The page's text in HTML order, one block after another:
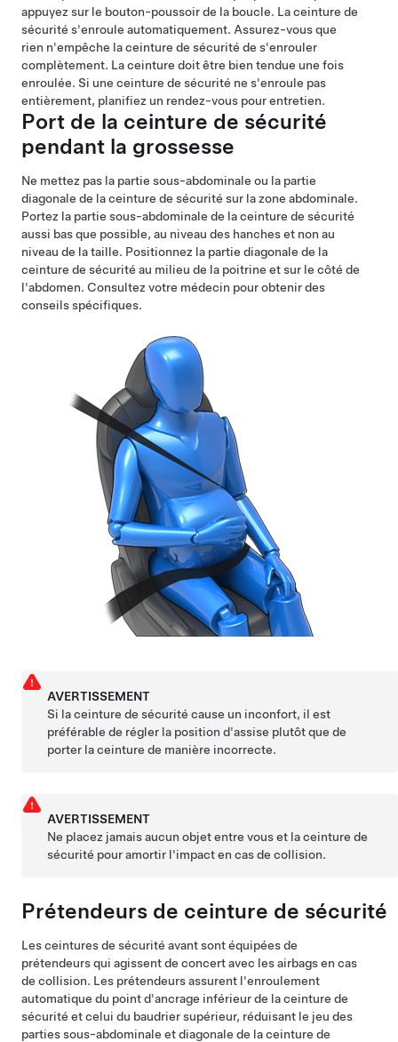
appuyez sur le bouton-poussoir de la boucle. La ceinture de
sécurité s'enroule automatiquement. Assurez-vous que
rien n'empêche la ceinture de sécurité de s'enrouler
complètement. La ceinture doit être bien tendue une fois
enroulée. Si une ceinture de sécurité ne s'enroule pas
entièrement, planifiez un rendez-vous pour entretien.
Port de la ceinture de sécurité
pendant la grossesse
Ne mettez pas la partie sous-abdominale ou la partie
diagonale de la ceinture de sécurité sur la zone abdominale.
Portez la partie sous-abdominale de la ceinture de sécurité
aussi bas que possible, au niveau des hanches et non au
niveau de la taille. Positionnez la partie diagonale de la
ceinture de sécurité au milieu de la poitrine et sur le côté de
l'abdomen. Consultez votre médecin pour obtenir des
conseils spécifiques.
AVERTISSEMENT
Si la ceinture de sécurité cause un inconfort, il est
préférable de régler la position d'assise plutôt que de
porter la ceinture de manière incorrecte.
AVERTISSEMENT
Ne placez jamais aucun objet entre vous et la ceinture de
sécurité pour amortir l'impact en cas de collision.
Prétendeurs de ceinture de sécurité
Les ceintures de sécurité avant sont équipées de
prétendeurs qui agissent de concert avec les airbags en cas
de collision. Les prétendeurs assurent l'enroulement
automatique du point d'ancrage inférieur de la ceinture de
sécurité et celui du baudrier supérieur, réduisant le jeu des
parties sous-abdominale et diagonale de la ceinture de